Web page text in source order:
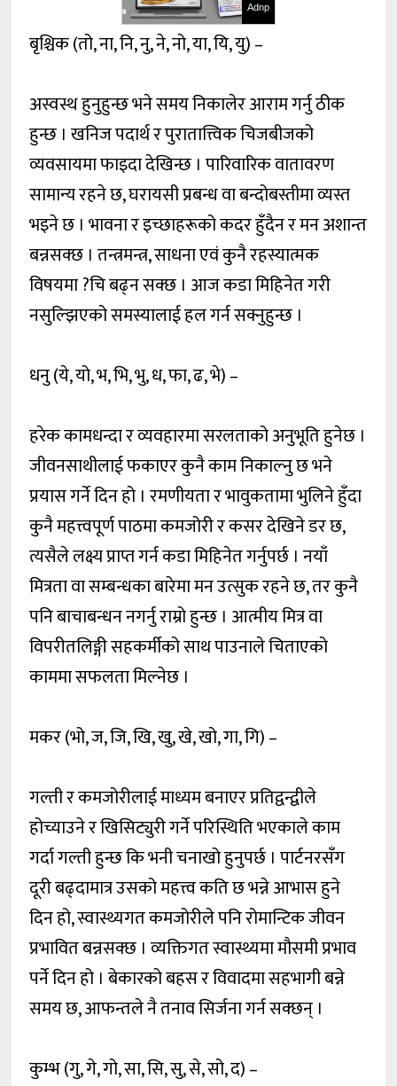
Adnp
बृश्चिक (तो, ना, नि, नु, ने, नो, या, यि, यु) –
अस्वस्थ हुनुहुन्छ भने समय निकालेर आराम गर्नु ठीक
हुन्छ । खनिज पदार्थ र पुरातात्त्विक चिजबीजको
व्यवसायमा फाइदा देखिन्छ । पारिवारिक वातावरण
सामान्य रहने छ, घरायसी प्रबन्ध वा बन्दोबस्तीमा व्यस्त
भइने छ । भावना र इच्छाहरूको कदर हुँदैन र मन अशान्त
बन्नसक्छ । तन्त्रमन्त्र, साधना एवं कुनै रहस्यात्मक
विषयमा ?चि बढ्न सक्छ । आज कडा मिहिनेत गरी
नसुल्झिएको समस्यालाई हल गर्न सक्नुहुन्छ ।
धनु (ये, यो, भ, भि, भु, ध, फा, ढ, भे) –
हरेक कामधन्दा र व्यवहारमा सरलताको अनुभूति हुनेछ ।
जीवनसाथीलाई फकाएर कुनै काम निकाल्नु छ भने
प्रयास गर्ने दिन हो । रमणीयता र भावुकतामा भुलिने हुँदा
कुनै महत्त्वपूर्ण पाठमा कमजोरी र कसर देखिने डर छ,
त्यसैले लक्ष्य प्राप्त गर्न कडा मिहिनेत गर्नुपर्छ । नयाँ
मित्रता वा सम्बन्धका बारेमा मन उत्सुक रहने छ, तर कुनै
पनि बाचाबन्धन नगर्नु राम्रो हुन्छ । आत्मीय मित्र वा
विपरीतलिङ्गी सहकर्मीको साथ पाउनाले चिताएको
काममा सफलता मिल्नेछ ।
मकर (भो, ज, जि, खि, खु, खे, खो, गा, गि) –
गल्ती र कमजोरीलाई माध्यम बनाएर प्रतिद्वन्द्वीले
होच्याउने र खिसिट्युरी गर्ने परिस्थिति भएकाले काम
गर्दा गल्ती हुन्छ कि भनी चनाखो हुनुपर्छ । पार्टनरसँग
दूरी बढ्दामात्र उसको महत्त्व कति छ भन्ने आभास हुने
दिन हो, स्वास्थ्यगत कमजोरीले पनि रोमान्टिक जीवन
प्रभावित बन्नसक्छ । व्यक्तिगत स्वास्थ्यमा मौसमी प्रभाव
पर्ने दिन हो । बेकारको बहस र विवादमा सहभागी बन्ने
समय छ, आफन्तले नै तनाव सिर्जना गर्न सक्छन् ।
कुम्भ (गु, गे, गो, सा, सि, सु, से, सो, द) –